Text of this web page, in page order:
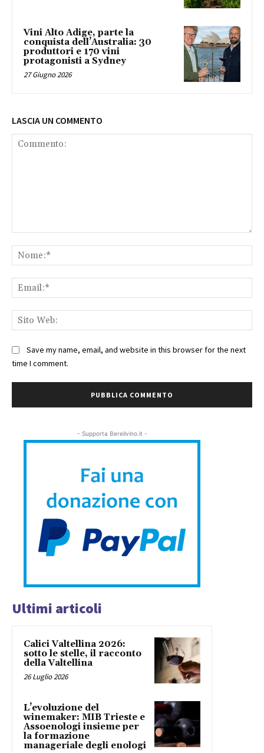
Vini Alto Adige, parte la
conquista dell’Australia: 30
produttori e 170 vini
protagonisti a Sydney
27 Giugno 2026
LASCIA UN COMMENTO
Save my name, email, and website in this browser for the next
time I comment.
- Supporta Bereilvino.it -
Ultimi articoli
Calici Valtellina 2026:
sotto le stelle, il racconto
della Valtellina
26 Luglio 2026
L’evoluzione del
winemaker: MIB Trieste e
Assoenologi insieme per
la formazione
manageriale degli enologi